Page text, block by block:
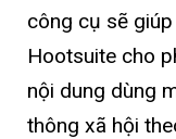
công cụ sẽ
Hootsuite cho
nội dung dùng
thông xã hội